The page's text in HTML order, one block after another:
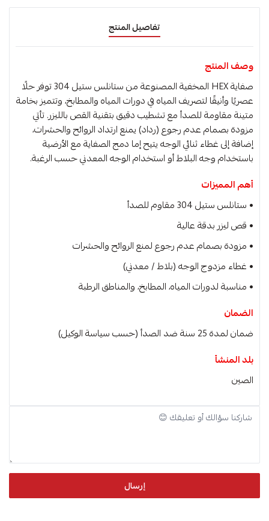
تفاصيل المنتج
وصف المنتج
صفاية HEX المخفية المصنوعة من ستانلس ستيل 304 توفر حلًا
عصريًا وأنيقًا لتصريف المياه في دورات المياه والمطابخ، وتتميز بخامة
متينة مقاومة للصدأ مع تشطيب دقيق بتقنية القص بالليزر. تأتي
مزودة بصمام عدم رجوع (رداد) يمنع ارتداد الروائح والحشرات،
إضافة إلى غطاء ثنائي الوجه يتيح إما دمج الصفاية مع الأرضية
باستخدام وجه البلاط أو استخدام الوجه المعدني حسب الرغبة.
أهم المميزات
• ستانلس ستيل 304 مقاوم للصدأ
• قص ليزر بدقة عالية
• مزودة بصمام عدم رجوع لمنع الروائح والحشرات
• غطاء مزدوج الوجه (بلاط / معدني)
• مناسبة لدورات المياه، المطابخ، والمناطق الرطبة
الضمان
ضمان لمدة 25 سنة ضد الصدأ (حسب سياسة الوكيل)
بلد المنشأ
الصين
إرسال